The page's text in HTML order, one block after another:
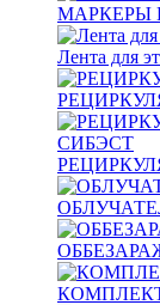
Лента для